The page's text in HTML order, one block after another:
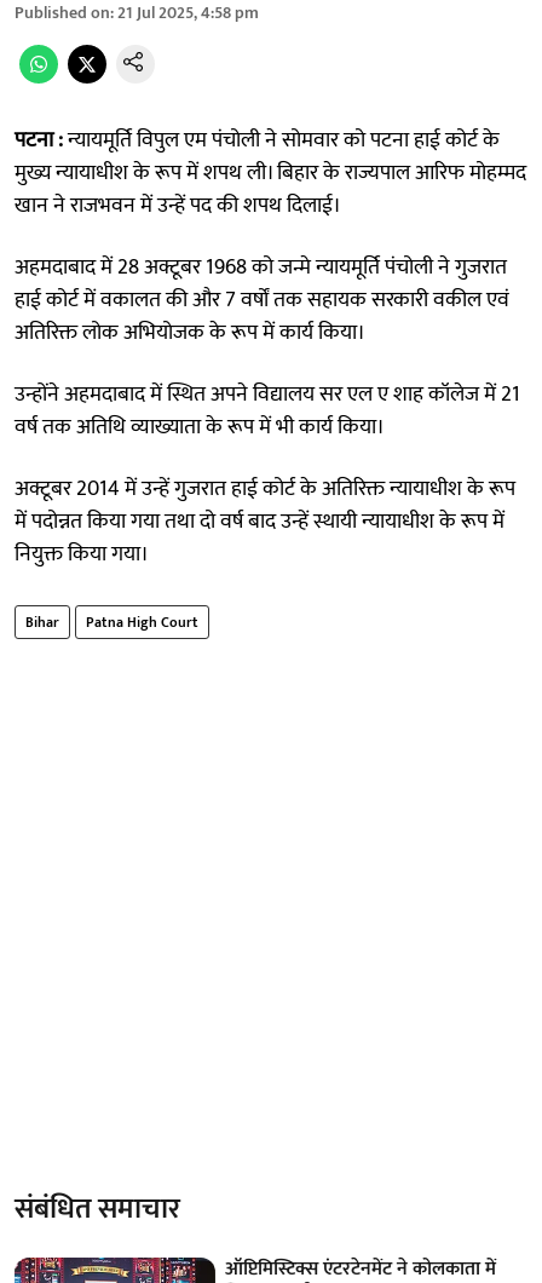
Published on:21 Jul 2025, 4:58 pm
पटना :न्यायमूर्ति विपुल एम पंचोली ने सोमवार को पटना हाई कोर्ट के
मुख्य न्यायाधीश के रूप में शपथ ली। बिहार के राज्यपाल आरिफ मोहम्मद
खान ने राजभवन में उन्हें पद की शपथ दिलाई।
अहमदाबाद में 28 अक्टूबर 1968 को जन्मे न्यायमूर्ति पंचोली ने गुजरात
हाई कोर्ट में वकालत की और 7 वर्षों तक सहायक सरकारी वकील एवं
अतिरिक्त लोक अभियोजक के रूप में कार्य किया।
उन्होंने अहमदाबाद में स्थित अपने विद्यालय सर एल ए शाह कॉलेज में 21
वर्ष तक अतिथि व्याख्याता के रूप में भी कार्य किया।
अक्टूबर 2014 में उन्हें गुजरात हाई कोर्ट के अतिरिक्त न्यायाधीश के रूप
में पदोन्नत किया गया तथा दो वर्ष बाद उन्हें स्थायी न्यायाधीश के रूप में
नियुक्त किया गया।
Bihar Patna High Court
संबंधित समाचार
ऑप्टिमिस्टिक्स एंटरटेनमेंट ने कोलकाता में